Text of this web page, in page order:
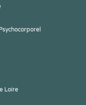
Loire